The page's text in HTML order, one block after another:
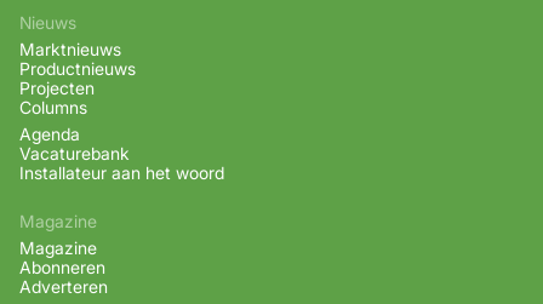
Nieuws
Marktnieuws
Productnieuws
Projecten
Columns
Agenda
Vacaturebank
Installateur aan het woord
Magazine
Magazine
Abonneren
Adverteren